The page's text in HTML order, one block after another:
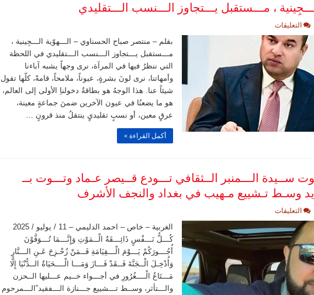
، مـــستقبل يـــتجاوز الـــنسب الـــتقليدي
التعليقات
الـــجِينية
،
مـــستقبل
يـــتجاوز
الـــنسب
الـــتقليدي
مغلقة
بقلم – منتصر صباح الحسناوي – الـــهوّية الـــجِينية ،
مـــستقبل يـــتجاوز الـــنسب الـــتقليدي في اللحظة
التي ننظرُ فيها في المرآة، نرى وجهاً يشبه آباءنا
وأمهاتنا، نرى لونَ بشرةٍ، عيوناً، ملامحاً، قامةً، كلّها تقول
شيئاً عنا. هذا الوجهُ هو بطاقةُ دخولناِ الأولى إلى العالم،
هو ما يضعنُا في عيون الآخرين ضمنَ جماعةٍ معينة،
عرقٍ معين، أو نسبٍ تقليديٍ ينتقلُ منذ قرونٍ …
أكمل القراءة »
ســيدة الـــمنبر الــثقافي تـــودع قــيصر عـماد وتـــوت بــ
وسـط تـشييع مـهيب في بغداد والنجف الأشرف
التعليقات
وتــوت
ســيدة
الـــمنبر
الــثقافي
قــيصر
عـماد
وتـــوت
الغربية – خاص – احمد الدليمي – 11 / يوليو / 2025
كُـــلُّ نَـــفْسٍ ذَائِـــقَةُ الْــمَوْتِ وَإِنَّـــمَا تُـــوَفَّوْنَ
أُجُـــورَكُمْ يَـــوْمَ الْـــقِيَامَةِ فَــمَنْ زُحْـزِحَ عَـنِ الـــنَّارِ
وَأُدْخِـلَ الْــجَنَّةَ فَــقَدْ فَـــازَ وَمَـــا الْــــحَيَاةُ الــدُّنْيَا إِلَّا
مَـــتَاعُ الْــــغُرُورِ في أجـــواء خــيم عـــليها الــحزن
والـــتأثر، وســط تـــشييع جـــنازة الـــفقيد”الـــمرحوم